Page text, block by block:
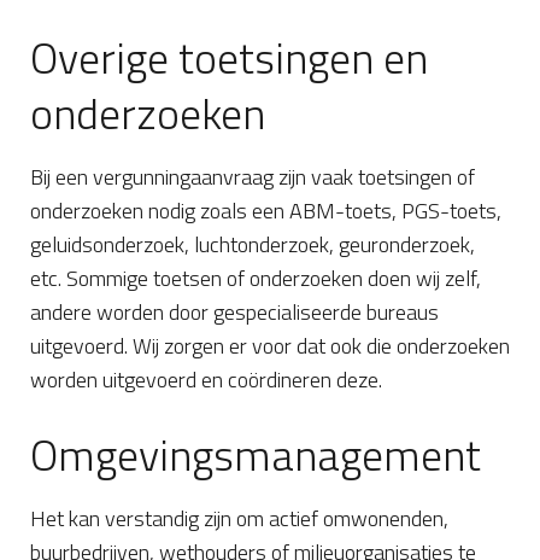
Overige toetsingen en
onderzoeken
Bij een vergunningaanvraag zijn vaak toetsingen of
onderzoeken nodig zoals een ABM-toets, PGS-toets,
geluidsonderzoek, luchtonderzoek, geuronderzoek,
etc. Sommige toetsen of onderzoeken doen wij zelf,
andere worden door gespecialiseerde bureaus
uitgevoerd. Wij zorgen er voor dat ook die onderzoeken
worden uitgevoerd en coördineren deze.
Omgevingsmanagement
Het kan verstandig zijn om actief omwonenden,
buurbedrijven, wethouders of milieuorganisaties te